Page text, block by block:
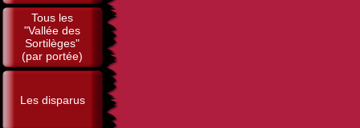
Tous les
"Vallée des
Sortilèges"
(par portée)
Les disparus